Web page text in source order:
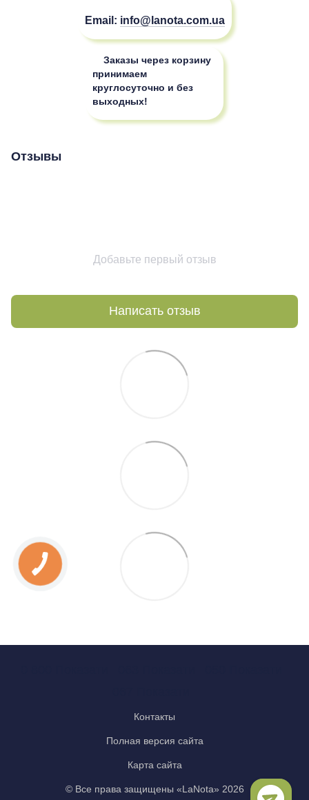
Email: info@lanota.com.ua
Заказы через корзину
принимаем
круглосуточно и без
выходных!
Отзывы
Добавьте первый отзыв
Написать отзыв
Контакты
Полная версия сайта
Карта сайта
© Все права защищены «LaNota» 2026